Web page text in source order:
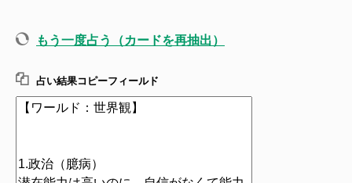
もう一度占う（カードを再抽出）
占い結果コピーフィールド